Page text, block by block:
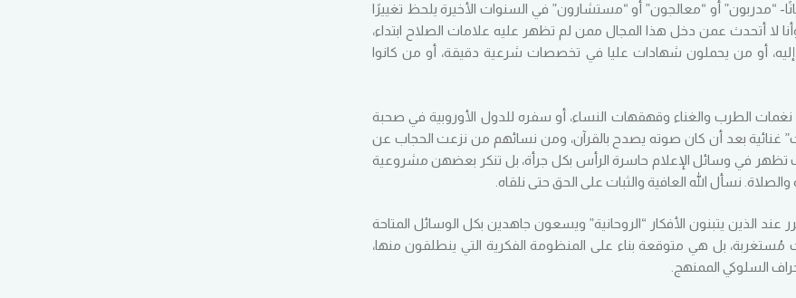
“مدربون” أو “معالجون” أو “مستشارون” في السنوات الأخيرة يلحظ تغييرًا
لا أتحدث عمن دخل هذا المجال ممن لم تظهر عليه علامات الصلاح ابتداء،
أو من يحملون شهادات عليا في تخصصات شرعية دقيقة، أو من كانوا
الطرب والغناء وقهقهات النساء، أو سفره للدول الأوروبية في صحبة
غنائية بعد أن كان صوته يصدح بالقرآن، ومن نسائهم من نزعت الحجاب عن
تظهر في وسائل الإعلام حاسرة الرأس بكل جرأة، بل تنكر بعضهن مشروعية
نسأل الله العافية والثبات على الحق حتى نلقاه.
الذين يتبنون الأفكار “الروحانية” ويسعون جاهدين بكل الوسائل المتاحة
مُستغربة، بل هي متوقعة بناء على المنظومة الفكرية التي ينطلقون منها،
السلوكي الممنهج.